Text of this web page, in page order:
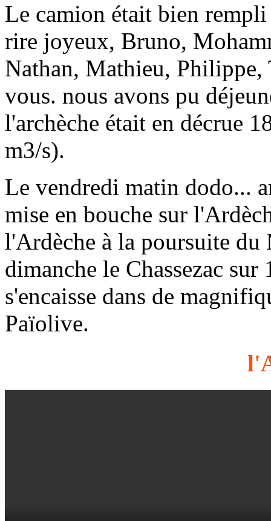
Le camion était bien
rire joyeux, Bruno,
Nathan, Mathieu, Philippe,
vous. nous avons pu
l'archèche était en décrue
m3/s).
Le vendredi matin dodo...
mise en bouche sur
l'Ardèche à la poursuite
dimanche le Chassezac
s'encaisse dans de
Païolive.